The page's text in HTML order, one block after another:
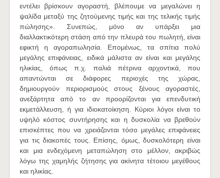
εντέλει βρίσκουν αγοραστή, βλέπουμε να μεγαλώνει η
ψαλίδα μεταξύ της ζητούμενης τιμής και της τελικής τιμής
πώλησης». Συνεπώς, μόνο αν υπάρξει μια
διαλλακτικότερη στάση από την πλευρά του πωλητή, είναι
εφικτή η αγοραπωλησία. Επομένως, τα σπίτια πολύ
μεγάλης επιφάνειας, ειδικά μάλιστα αν είναι και μεγάλης
ηλικίας, όπως π.χ. παλιά πέτρινα αρχοντικά, που
απαντώνται σε διάφορες περιοχές της χώρας,
δημιουργούν περιορισμούς στους ξένους αγοραστές,
ανεξάρτητα από το αν προορίζονται για επενδυτική
εκμετάλλευση, ή για ιδιοκατοίκηση. Κύριοι λόγοι είναι το
υψηλό κόστος συντήρησης και η δυσκολία να βρεθούν
επισκέπτες που να χρειάζονται τόσο μεγάλες επιφάνειες
για τις διακοπές τους. Επίσης, όμως, δυσκολότερη είναι
και μια ενδεχόμενη μεταπώληση στο μέλλον, ακριβώς
λόγω της χαμηλής ζήτησης για ακίνητα τέτοιου μεγέθους
και ηλικίας.